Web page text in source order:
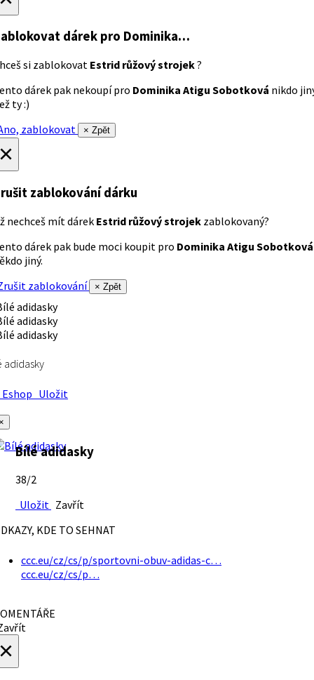
dárek pro Dominika…
si zablokovat Estrid růžový strojek?
dárek pak nekoupí pro Dominika Atigu Sobotková nikdo
ty :)
zablokovat
× Zpět
zablokování dárku
nechceš mít dárek Estrid růžový strojek zablokovaný?
dárek pak bude moci koupit pro Dominika Atigu Sobotková
jiný.
zablokování
× Zpět
adidasky
Uložit
Bílé adidasky
38/2
Uložit Zavřít
KDE TO SEHNAT
ccc.eu/cz/cs/p/sportovni-obuv-adidas-c…
ccc.eu/cz/cs/p…